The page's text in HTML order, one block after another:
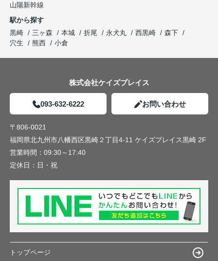
山陽新幹線
駅から探す
黒崎
三ヶ森 本城 折尾 永犬丸 西黒崎
森下
穴生
熊西 小倉
株式会社ケイズプレイス
093-632-6222 お問い合わせ
〒806-0021
福岡県北九州市八幡西区黒崎２丁目4-11 ケイズプレイス黒崎 2F
営業時間： 09:30～17:40
定休日： 日・祝
トップページ